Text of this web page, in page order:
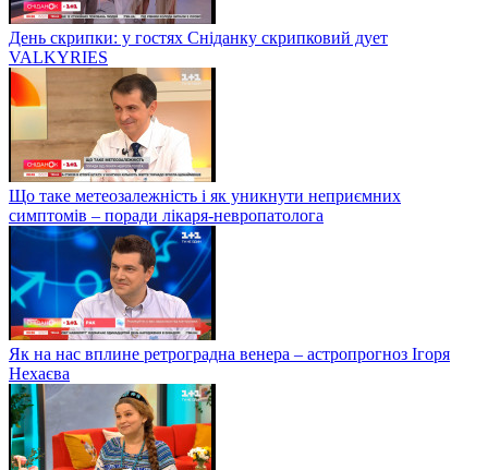
День скрипки: у гостях Сніданку скрипковий дует
VALKYRIES
Що таке метеозалежність і як уникнути неприємних
симптомів – поради лікаря-невропатолога
Як на нас вплине ретроградна венера – астропрогноз Ігоря
Нехаєва